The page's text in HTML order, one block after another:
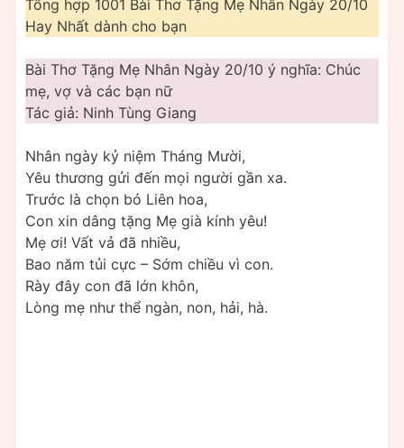
Tổng hợp 1001 Bài Thơ Tặng Mẹ Nhân Ngày 20/10
Hay Nhất dành cho bạn
Bài Thơ Tặng Mẹ Nhân Ngày 20/10 ý nghĩa: Chúc
mẹ, vợ và các bạn nữ
Tác giả: Ninh Tùng Giang
Nhân ngày kỷ niệm Tháng Mười,
Yêu thương gửi đến mọi người gần xa.
Trước là chọn bó Liên hoa,
Con xin dâng tặng Mẹ già kính yêu!
Mẹ ơi! Vất vả đã nhiều,
Bao năm tủi cực – Sớm chiều vì con.
Rày đây con đã lớn khôn,
Lòng mẹ như thể ngàn, non, hải, hà.